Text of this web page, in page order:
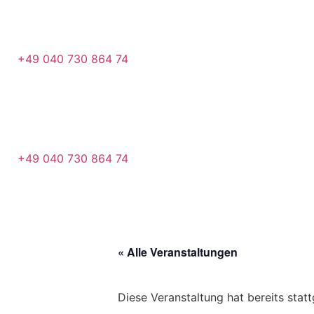
+49 040 730 864 74
+49 040 730 864 74
« Alle Veranstaltungen
Diese Veranstaltung hat bereits